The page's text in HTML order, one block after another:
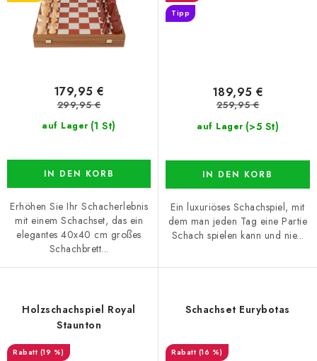
auf Lager (1 St)
179,95 €
299,95 €
IN DEN KORB
Erhöhen Sie Ihr Schacherlebnis
mit einem Schachset, das ein
elegantes 40x40 cm großes
Schachbrett...
Tipp
auf Lager (>5 St)
189,95 €
259,95 €
IN DEN KORB
Ein luxuriöses Schachspiel, mit
dem man jeden Tag eine Partie
Schach spielen kann und nie...
Holzschachspiel Royal
Staunton
(19 %)
Schachset Eurybotas
(16 %)